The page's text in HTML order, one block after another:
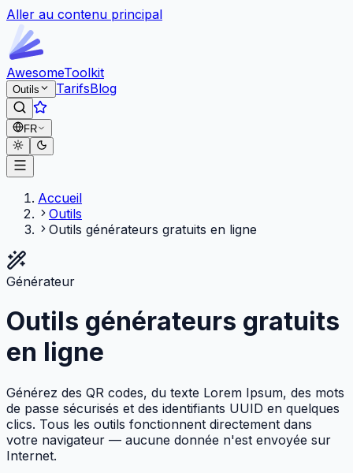
Aller au contenu principal
AwesomeToolkit
Outils TarifsBlog
FR
Accueil
Outils
Outils générateurs gratuits en ligne
Générateur
Outils générateurs gratuits
en ligne
Générez des QR codes, du texte Lorem Ipsum, des mots
de passe sécurisés et des identifiants UUID en quelques
clics. Tous les outils fonctionnent directement dans
votre navigateur — aucune donnée n'est envoyée sur
Internet.